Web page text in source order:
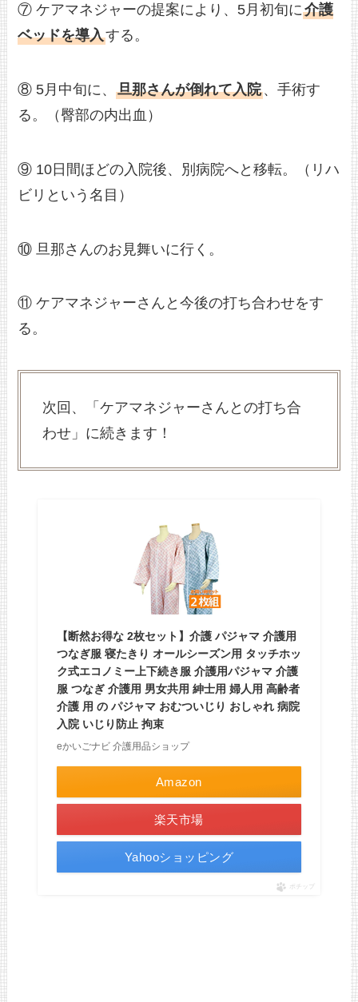
⑦ ケアマネジャーの提案により、5月初旬に介護
ベッドを導入する。
⑧ 5月中旬に、旦那さんが倒れて入院、手術す
る。（臀部の内出血）
⑨ 10日間ほどの入院後、別病院へと移転。（リハ
ビリという名目）
⑩ 旦那さんのお見舞いに行く。
⑪ ケアマネジャーさんと今後の打ち合わせをす
る。
次回、「ケアマネジャーさんとの打ち合
わせ」に続きます！
【断然お得な 2枚セット】介護 パジャマ 介護用
つなぎ服 寝たきり オールシーズン用 タッチホッ
ク式エコノミー上下続き服 介護用パジャマ 介護
服 つなぎ 介護用 男女共用 紳士用 婦人用 高齢者
介護 用 の パジャマ おむついじり おしゃれ 病院
入院 いじり防止 拘束
eかいごナビ 介護用品ショップ
Amazon
楽天市場
Yahooショッピング
ポチップ